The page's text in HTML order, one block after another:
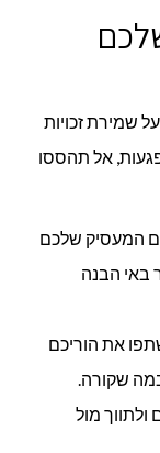
שמירת זכויות
אל תהססו
המעסיק שלכם
באי הבנה
את הוריכם
שקורה.
ולתווך מול